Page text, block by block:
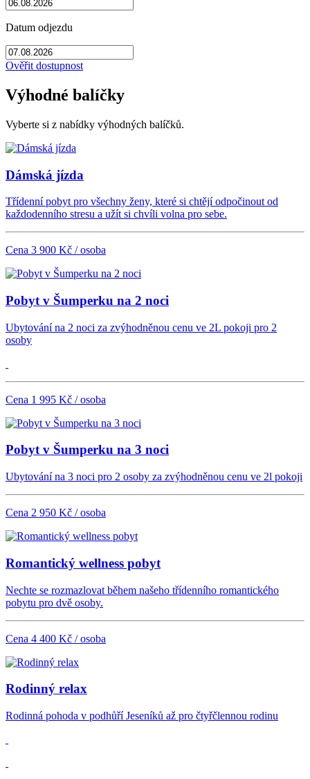
Datum odjezdu
Ověřit dostupnost
Výhodné balíčky
Vyberte si z nabídky výhodných balíčků.
Dámská jízda
Třídenní pobyt pro všechny ženy, které si chtějí odpočinout od
každodenního stresu a užít si chvíli volna pro sebe.
Cena 3 900 Kč / osoba
Pobyt v Šumperku na 2 noci
Ubytování na 2 noci za zvýhodněnou cenu ve 2L pokoji pro 2
osoby
Cena 1 995 Kč / osoba
Pobyt v Šumperku na 3 noci
Ubytování na 3 noci pro 2 osoby za zvýhodněnou cenu ve 2l pokoji
Cena 2 950 Kč / osoba
Romantický wellness pobyt
Nechte se rozmazlovat během našeho třídenního romantického
pobytu pro dvě osoby.
Cena 4 400 Kč / osoba
Rodinný relax
Rodinná pohoda v podhůří Jeseníků až pro čtyřčlennou rodinu